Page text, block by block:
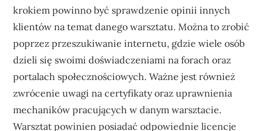
krokiem powinno być sprawdzenie opinii innych
klientów na temat danego warsztatu. Można to zrobić
poprzez przeszukiwanie internetu, gdzie wiele osób
dzieli się swoimi doświadczeniami na forach oraz
portalach społecznościowych. Ważne jest również
zwrócenie uwagi na certyfikaty oraz uprawnienia
mechaników pracujących w danym warsztacie.
Warsztat powinien posiadać odpowiednie licencje